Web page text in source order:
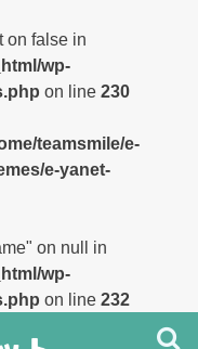
on false in
wp-
on line 230
teamsmile/e-
e-yanet-
on null in
wp-
on line 232